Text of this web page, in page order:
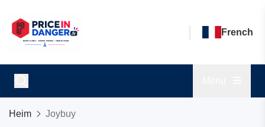
French
Heim Joybuy